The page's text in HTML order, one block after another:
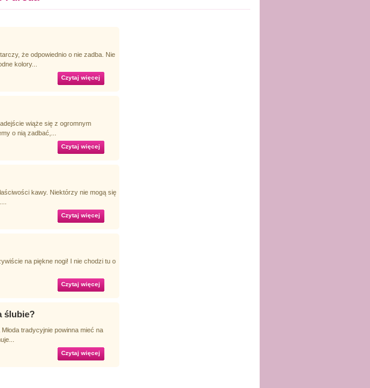
że odpowiednio o nie zadba. Nie
kolory...
Czytaj więcej
wiąże się z ogromnym
o nią zadbać,...
Czytaj więcej
kawy. Niektórzy nie mogą się
Czytaj więcej
na piękne nogi! I nie chodzi tu o
Czytaj więcej
ślubie?
tradycyjnie powinna mieć na
Czytaj więcej